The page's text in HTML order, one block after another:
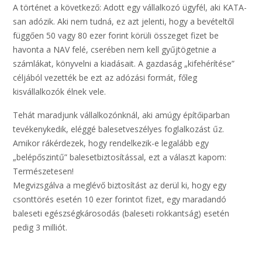
A történet a következő: Adott egy vállalkozó ügyfél, aki KATA-
san adózik. Aki nem tudná, ez azt jelenti, hogy a bevételtől
függően 50 vagy 80 ezer forint körüli összeget fizet be
havonta a NAV felé, cserében nem kell gyűjtögetnie a
számlákat, könyvelni a kiadásait. A gazdaság „kifehérítése”
céljából vezették be ezt az adózási formát, főleg
kisvállalkozók élnek vele.
Tehát maradjunk vállalkozónknál, aki amúgy építőiparban
tevékenykedik, eléggé balesetveszélyes foglalkozást űz.
Amikor rákérdezek, hogy rendelkezik-e legalább egy
„belépőszintű” balesetbiztosítással, ezt a választ kapom:
Természetesen!
Megvizsgálva a meglévő biztosítást az derül ki, hogy egy
csonttörés esetén 10 ezer forintot fizet, egy maradandó
baleseti egészségkárosodás (baleseti rokkantság) esetén
pedig 3 milliót.